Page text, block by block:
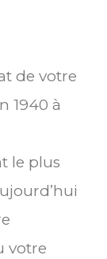
de votre
1940 à
le plus
votre